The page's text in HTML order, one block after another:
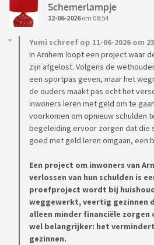
Schemerlampje
12-06-2026om 08:54
Yumi schreef op 11-06-2026 om
In Arnhem loopt een project waar
zijn afgelost. Volgens de
een sportpas geven, maar het
de ouders maakt pas echt het
inwoners leren met geld om te
voorkomen om opnieuw schulden
begeleiding ervoor zorgen dat
goed met geld leren omgaan, een
Een project om inwoners van
verlossen van hun schulden is
proefproject wordt bij
weggewerkt, veertig gezinnen
alleen minder financiële zorgen
wel belangrijker: het
gezinnen.